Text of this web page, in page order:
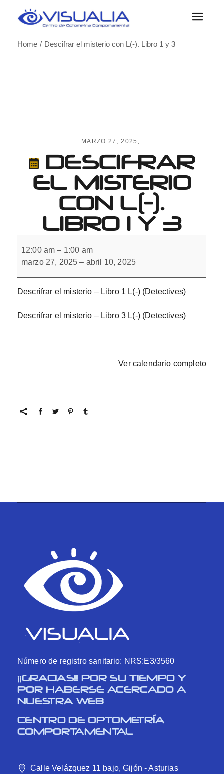
Home
Descifrar el misterio con L(-). Libro 1 y 3
MARZO 27, 2025
DESCIFRAR
EL MISTERIO
CON L(-).
LIBRO 1 Y 3
el
misterio
con
Libro
1
y
12:00 am – 1:00 am
marzo 27, 2025 – abril 10, 2025
Descrifrar el misterio – Libro 1 L(-) (Detectives)
Descrifrar el misterio – Libro 3 L(-) (Detectives)
Ver calendario completo
Número de registro sanitario: NRS:E3/3560
¡¡GRACIAS!! POR SU TIEMPO Y
POR HABERSE ACERCADO A
NUESTRA WEB
CENTRO DE OPTOMETRÍA
COMPORTAMENTAL
Calle Velázquez 11 bajo, Gijón - Asturias